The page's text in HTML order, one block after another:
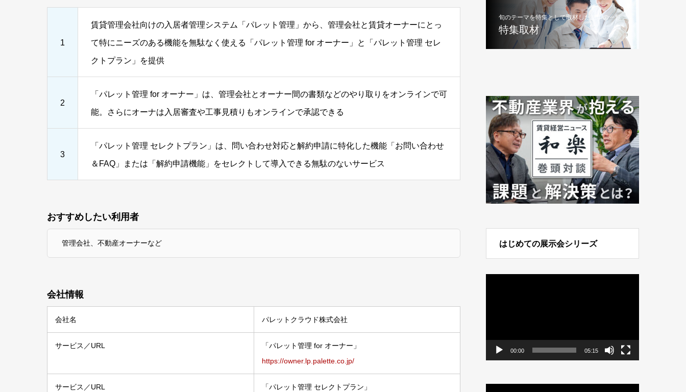
1
賃貸管理会社向けの⼊居者管理システム「パレット管理」から、管理会社と賃貸オーナーにとっ
て特にニーズのある機能を無駄なく使える「パレット管理 for オーナー」と「パレット管理 セレ
クトプラン」を提供
2
「パレット管理 for オーナー」は、管理会社とオーナー間の書類などのやり取りをオンラインで可
能。さらにオーナは入居審査や工事見積りもオンラインで承認できる
3
「パレット管理 セレクトプラン」は、問い合わせ対応と解約申請に特化した機能「お問い合わせ
＆FAQ」または「解約申請機能」をセレクトして導入できる無駄のないサービス
おすすめしたい利用者
管理会社、不動産オーナーなど
会社情報
会社名 パレットクラウド株式会社
サービス／URL
「パレット管理 for オーナー」
https://owner.lp.palette.co.jp/
サービス／URL
「パレット管理 セレクトプラン」
旬のテーマを特集として取材した記事の一覧
特集取材
はじめての展示会シリーズ
00:00 05:15
動